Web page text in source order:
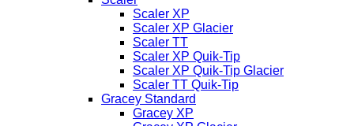
Scaler XP
Scaler XP Glacier
Scaler TT
Scaler XP Quik-Tip
Scaler XP Quik-Tip Glacier
Scaler TT Quik-Tip
Gracey Standard
Gracey XP